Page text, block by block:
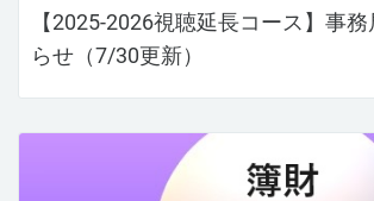
【2025-2026視聴延長コース】事
らせ（7/30更新）